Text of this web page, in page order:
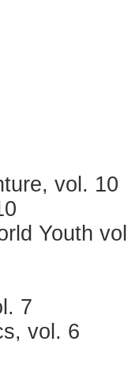
vol. 10
Youth
7
vol. 6